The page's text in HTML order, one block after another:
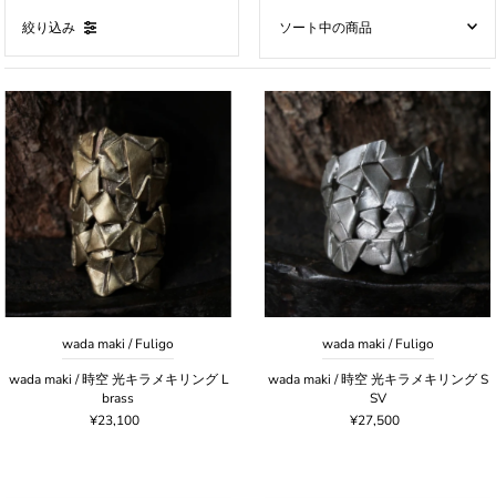
絞り込み
オススメ
関連性が最も高い
ベストセラー
アルファベット順, A-Z
アルファベット順, Z-A
価格の安い順
価格の高い順
wada maki / Fuligo
wada maki / 時空 光キラメキリング L
brass
¥23,100
wada maki / Fuligo
wada maki / 時空 光キラメキリング S
SV
¥27,500